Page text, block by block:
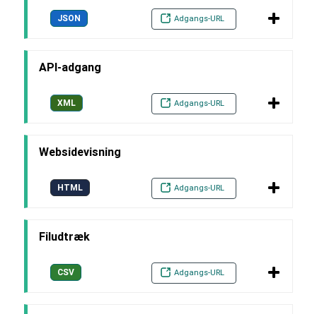
JSON Adgangs-URL
API-adgang
XML Adgangs-URL
Websidevisning
HTML Adgangs-URL
Filudtræk
CSV Adgangs-URL